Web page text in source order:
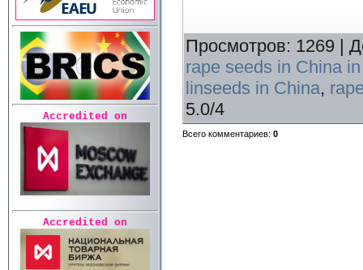
Accredited on
Accredited on
Просмотров: 1269 |
rape seeds in China
linseeds in China,
5.0/4
Всего комментариев: 0